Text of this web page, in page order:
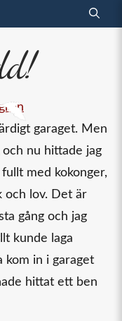
garaget. Men
och nu hittade jag
med kokonger,
och lov. Det är
gång och jag
kunde laga
kom in i garaget
hittat ett ben